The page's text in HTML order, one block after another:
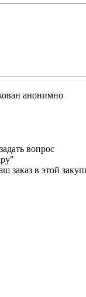
анонимно
вопрос
заказ в этой